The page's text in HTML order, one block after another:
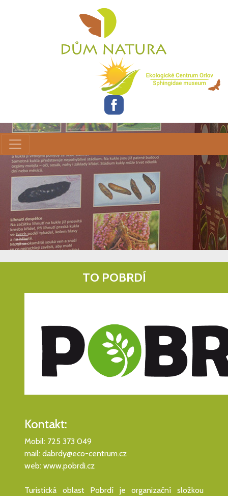
TO POBRDÍ
Kontakt:
Mobil: 725 373 049
mail: dabrdy@eco-centrum.cz
web: www.pobrdi.cz
Turistická oblast Pobrdí je organizační složkou